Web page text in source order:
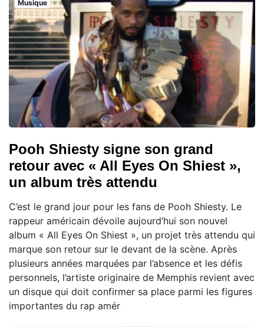
Musique
Pooh Shiesty signe son grand
retour avec « All Eyes On Shiest »,
un album très attendu
C’est le grand jour pour les fans de Pooh Shiesty. Le
rappeur américain dévoile aujourd’hui son nouvel
album « All Eyes On Shiest », un projet très attendu qui
marque son retour sur le devant de la scène. Après
plusieurs années marquées par l’absence et les défis
personnels, l’artiste originaire de Memphis revient avec
un disque qui doit confirmer sa place parmi les figures
importantes du rap amér